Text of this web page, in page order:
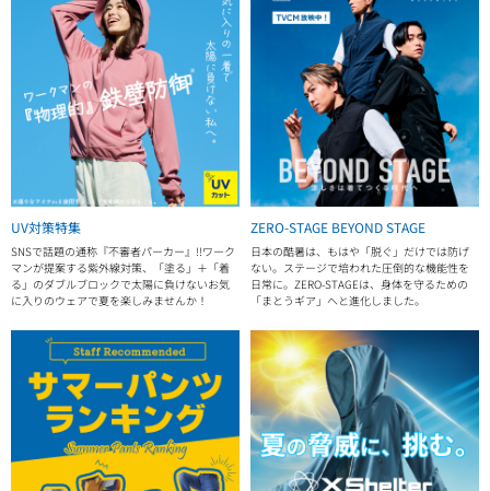
UV対策特集
SNSで話題の通称『不審者パーカー』!!ワーク
マンが提案する紫外線対策、「塗る」＋「着
る」のダブルブロックで太陽に負けないお気
に入りのウェアで夏を楽しみませんか！
ZERO-STAGE BEYOND STAGE
日本の酷暑は、もはや「脱ぐ」だけでは防げ
ない。ステージで培われた圧倒的な機能性を
日常に。ZERO-STAGEは、身体を守るための
「まとうギア」へと進化しました。